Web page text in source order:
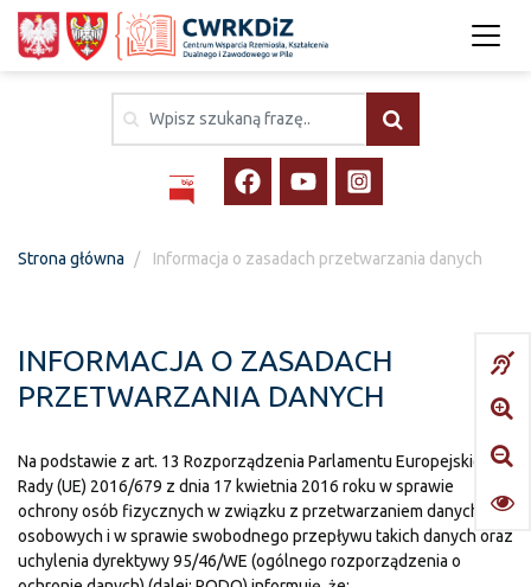
Strona główna Informacja o zasadach przetwarzania danych
INFORMACJA O ZASADACH
PRZETWARZANIA DANYCH
Na podstawie z art. 13 Rozporządzenia Parlamentu Europejskiego i
Rady (UE) 2016/679 z dnia 17 kwietnia 2016 roku w sprawie
ochrony osób fizycznych w związku z przetwarzaniem danych
osobowych i w sprawie swobodnego przepływu takich danych oraz
uchylenia dyrektywy 95/46/WE (ogólnego rozporządzenia o